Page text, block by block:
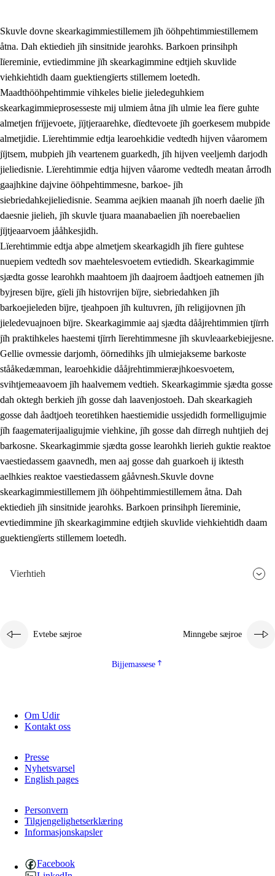
2. Lïeremen, evtiedimmien jïh skearkagimmien prinsihph
2.1 Sosijaale lïereme jïh evtiedimmie
2.2 Maahtoe faagine
2.3 Vihkeles tjiehpiesvoeth
2.4 Lïeredh lïeredh
Skuvle dovne skearkagimmiestillemem jïh ööhpehtimmiestillemem
åtna. Dah ektiedieh jïh sinsitnide jearohks. Barkoen prinsihph
lïereminie, evtiedimmine jïh skearkagimmine edtjieh skuvlide
viehkiehtidh daam guektiengïerts stillemem loetedh.
Maadthööhpehtimmie vihkeles bielie jieledeguhkiem
skearkagimmieprosesseste mij ulmiem åtna jïh ulmie lea fïere guhte
almetjen frïjjevoete, jïjtjeraarehke, dïedtevoete jïh goerkesem mubpide
almetjidie. Lïerehtimmie edtja learoehkidie vedtedh hijven våaromem
jïjtsem, mubpieh jïh veartenem guarkedh, jïh hijven veeljemh darjodh
jieliedisnie. Lïerehtimmie edtja hijven våarome vedtedh meatan årrodh
gaajhkine dajvine ööhpehtimmesne, barkoe- jïh
siebriedahkejieliedisnie. Seamma aejkien maanah jïh noerh daelie jïh
daesnie jielieh, jïh skuvle tjuara maanabaelien jïh noerebaelien
jïjtjeaarvoem jååhkesjidh.
Lïerehtimmie edtja abpe almetjem skearkagidh jïh fïere guhtese
nuepiem vedtedh sov maehtelesvoetem evtiedidh. Skearkagimmie
sjædta gosse learohkh maahtoem jïh daajroem åadtjoeh eatnemen jïh
byjresen bïjre, gïeli jïh histovrijen bïjre, siebriedahken jïh
barkoejieleden bïjre, tjeahpoen jïh kultuvren, jïh religijovnen jïh
jieledevuajnoen bïjre. Skearkagimmie aaj sjædta dååjrehtimmien tjïrrh
jïh praktihkeles haestemi tjïrrh lïerehtimmesne jïh skuvleaarkebiejjesne.
Gellie ovmessie darjomh, öörnedihks jïh ulmiejakseme barkoste
stååkedæmman, learoehkidie dååjrehtimmieræjhkoesvoetem,
svihtjemeaavoem jïh haalvemem vedtieh. Skearkagimmie sjædta gosse
dah oktegh berkieh jïh gosse dah laavenjostoeh. Dah skearkagieh
gosse dah åadtjoeh teoretihken haestiemidie ussjedidh formelligujmie
jïh faagematerijaaligujmie viehkine, jïh gosse dah dïrregh nuhtjieh dej
barkosne. Skearkagimmie sjædta gosse learohkh lierieh guktie reaktoe
vaestiedassem gaavnedh, men aaj gosse dah guarkoeh ij iktesth
aelhkies reaktoe vaestiedassem gååvnesh.Skuvle dovne
skearkagimmiestillemem jïh ööhpehtimmiestillemem åtna. Dah
ektiedieh jïh sinsitnide jearohks. Barkoen prinsihph lïereminie,
evtiedimmine jïh skearkagimmine edtjieh skuvlide viehkiehtidh daam
guektiengïerts stillemem loetedh.
Vierhtieh
Evtebe sæjroe Minngebe sæjroe
Bijjemassese
Om Udir
Kontakt oss
Presse
Nyhetsvarsel
English pages
Personvern
Tilgjengelighetserklæring
Informasjonskapsler
Facebook